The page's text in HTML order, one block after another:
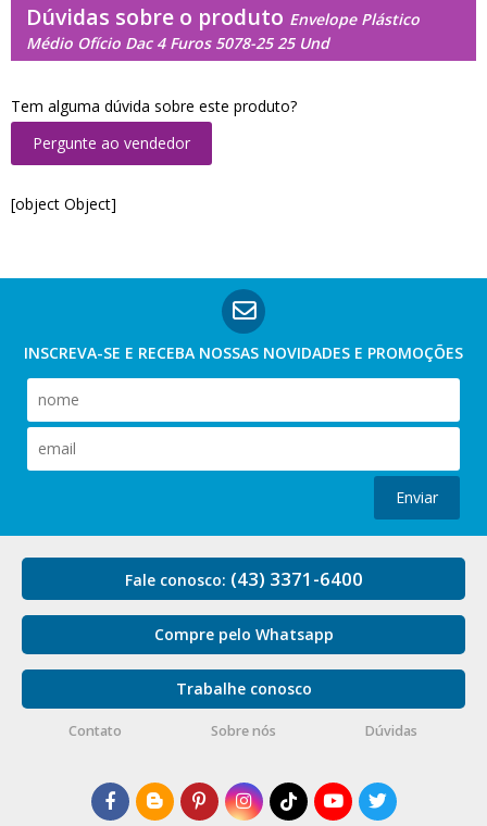
Dúvidas sobre o produto Envelope Plástico
Médio Ofício Dac 4 Furos 5078-25 25 Und
Tem alguma dúvida sobre este produto?
Pergunte ao vendedor
[object Object]
INSCREVA-SE E RECEBA NOSSAS NOVIDADES E PROMOÇÕES
Enviar
Fale conosco: (43) 3371-6400
Compre pelo Whatsapp
Trabalhe conosco
Contato Sobre nós Dúvidas